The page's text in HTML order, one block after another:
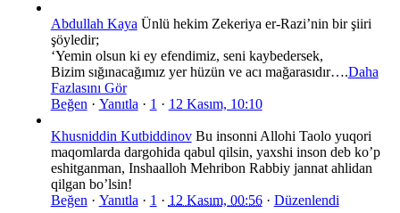
Abdullah Kaya Ünlü hekim Zekeriya er-Razi’nin bir şiiri
şöyledir;
‘Yemin olsun ki ey efendimiz, seni kaybedersek,
Bizim sığınacağımız yer hüzün ve acı mağarasıdır….Daha
Fazlasını Gör
Beğen · Yanıtla · 1 · 12 Kasım, 10:10
Khusniddin KutbiddinovBu insonni Allohi Taolo yuqori
maqomlarda dargohida qabul qilsin, yaxshi inson deb ko’p
eshitganman, Inshaalloh Mehribon Rabbiy jannat ahlidan
qilgan bo’lsin!
Beğen · Yanıtla · 1 · 12 Kasım, 00:56· Düzenlendi